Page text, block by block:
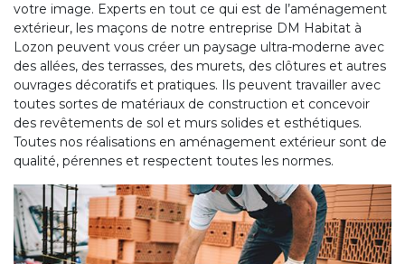
votre image. Experts en tout ce qui est de l’aménagement
extérieur, les maçons de notre entreprise DM Habitat à
Lozon peuvent vous créer un paysage ultra-moderne avec
des allées, des terrasses, des murets, des clôtures et autres
ouvrages décoratifs et pratiques. Ils peuvent travailler avec
toutes sortes de matériaux de construction et concevoir
des revêtements de sol et murs solides et esthétiques.
Toutes nos réalisations en aménagement extérieur sont de
qualité, pérennes et respectent toutes les normes.